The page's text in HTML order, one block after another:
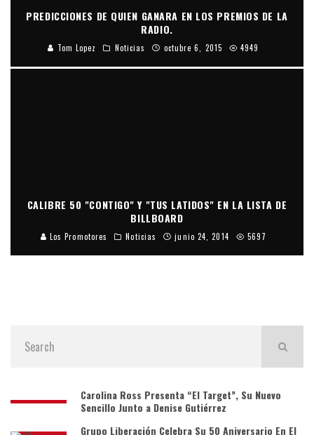
PREDICCIONES DE QUIEN GANARA EN LOS PREMIOS DE LA
RADIO.
Tom Lopez Noticias octubre 6, 2015 4949
CALIBRE 50 "CONTIGO" Y "TUS LATIDOS" EN LA LISTA DE
BILLBOARD
Los Promotores Noticias junio 24, 2014 5697
Carolina Ross Presenta “El Target”, Su Nuevo
Sencillo Junto a Denise Gutiérrez
Grupo Liberación Celebra Su 50 Aniversario En El